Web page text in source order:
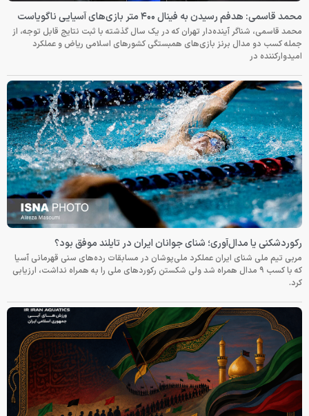
محمد قاسمی: هدفم رسیدن به فینال ۴۰۰ متر بازی‌های آسیایی ناگویاست
محمد قاسمی، شناگر آینده‌دار تهران که در یک سال گذشته با ثبت نتایج قابل توجه، از
جمله کسب دو مدال برنز بازی‌های همبستگی کشورهای اسلامی ریاض و عملکرد
امیدوارکننده در
رکوردشکنی یا مدال‌آوری؛ شنای جوانان ایران در تایلند موفق بود؟
مربی تیم ملی شنای ایران عملکرد ملی‌پوشان در مسابقات رده‌های سنی قهرمانی آسیا
که با کسب ۹ مدال همراه شد ولی شکستن رکوردهای ملی را به همراه نداشت، ارزیابی
کرد.